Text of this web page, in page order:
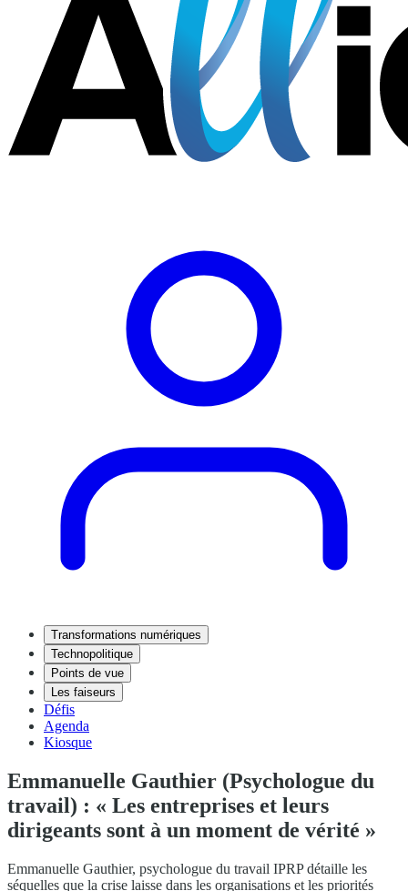
Transformations numériques
Technopolitique
Points de vue
Les faiseurs
Défis
Agenda
Kiosque
Emmanuelle Gauthier (Psychologue du
travail) : « Les entreprises et leurs
dirigeants sont à un moment de vérité »
Emmanuelle Gauthier, psychologue du travail IPRP détaille les
séquelles que la crise laisse dans les organisations et les priorités